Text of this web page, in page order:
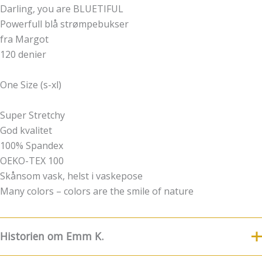
Darling, you are BLUETIFUL
Powerfull blå strømpebukser
fra Margot
120 denier
One Size (s-xl)
Super Stretchy
God kvalitet
100% Spandex
OEKO-TEX 100
Skånsom vask, helst i vaskepose
Many colors – colors are the smile of nature
Historien om Emm K.